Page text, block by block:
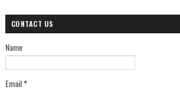
CONTACT US
Name
Email*